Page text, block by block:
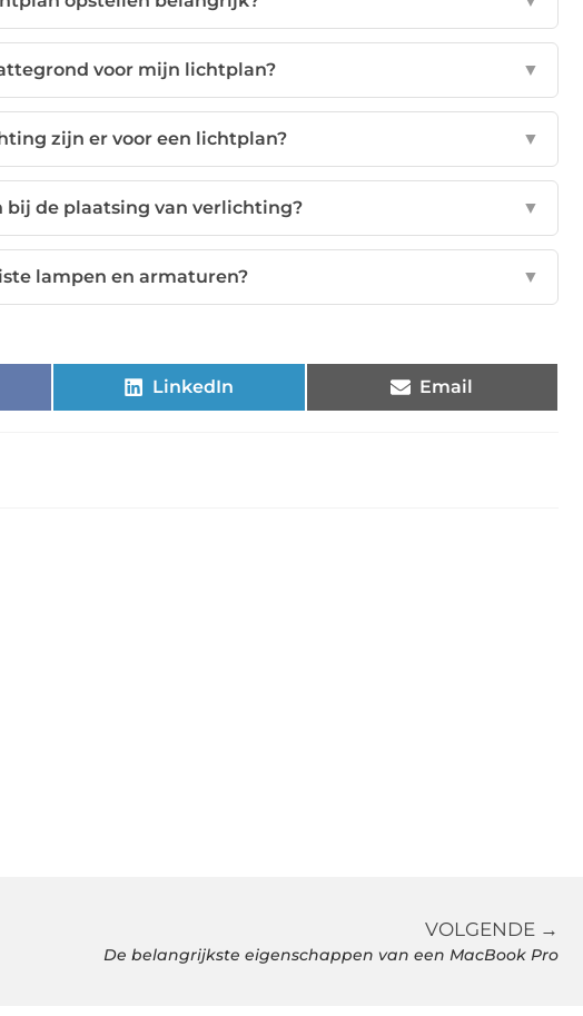
voor mijn lichtplan? ▼
zijn er voor een lichtplan? ▼
bij de plaatsing van verlichting? ▼
lampen en armaturen? ▼
LinkedIn Email
VOLGENDE →
De belangrijkste eigenschappen van een MacBook Pro